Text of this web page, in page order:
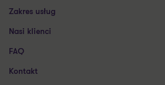
Zakres usług
Nasi klienci
FAQ
Kontakt